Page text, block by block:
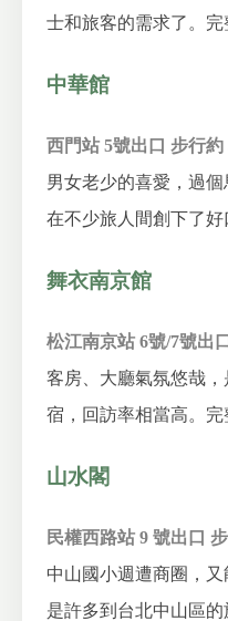
士和旅客的需求了。 完
中華館
西門站 5號出口 步行約
男女老少的喜愛，過
在不少旅人間創下了好
舞衣南京館
松江南京站 6號/7號出
客房、大廳氣氛悠哉
宿，回訪率相當高。 完
山水閣
民權西路站 9 號出口
中山國小週遭商圈，又
是許多到台北中山區